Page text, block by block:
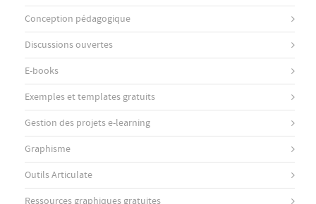
Conception pédagogique
Discussions ouvertes
E-books
Exemples et templates gratuits
Gestion des projets e-learning
Graphisme
Outils Articulate
Ressources graphiques gratuites